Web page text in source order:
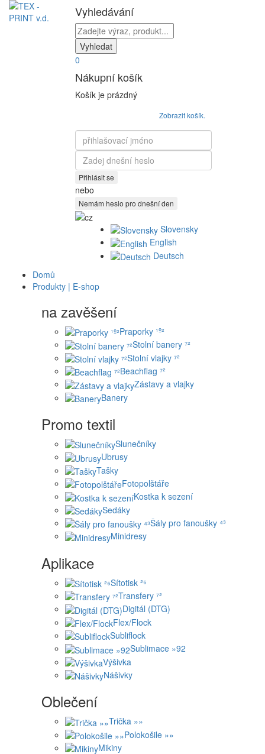
Vyhledávání
0
Nákupní košík
Košík je prázdný
Zobrazit košík.
přihlašovací
jméno
Heslo
nebo
Slovensky
English
Deutsch
Domů
Produkty | E-shop
na zavěšení
Praporky ¹º²
Stolní banery ⁷²
Stolní vlajky ⁷²
Beachflag ⁷²
Zástavy a vlajky
Banery
Promo textil
Slunečníky
Ubrusy
Tašky
Fotopolštáře
Kostka k sezení
Sedáky
Šály pro fanoušky ⁴³
Minidresy
Aplikace
Sítotisk ²⁶
Transfery ⁷²
Digitál (DTG)
Flex/Flock
Subliflock
Sublimace »92
Výšivka
Nášivky
Oblečení
Trička »»
Polokošile »»
Mikiny